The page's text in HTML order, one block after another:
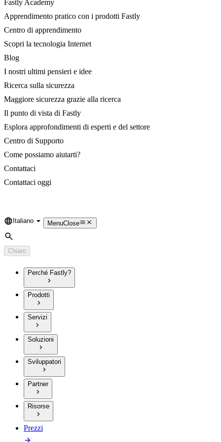
Fastly Academy
Apprendimento pratico con i prodotti Fastly
Centro di apprendimento
Scopri la tecnologia Internet
Blog
I nostri ultimi pensieri e idee
Ricerca sulla sicurezza
Maggiore sicurezza grazie alla ricerca
Il punto di vista di Fastly
Esplora approfondimenti di esperti e del settore
Centro di Supporto
Come possiamo aiutarti?
Contattaci
Contattaci oggi
Language
Italiano MenuClose
Cerca
Chiaro
Perché Fastly?
Prodotti
Servizi
Soluzioni
Sviluppatori
Partner
Risorse
Prezzi